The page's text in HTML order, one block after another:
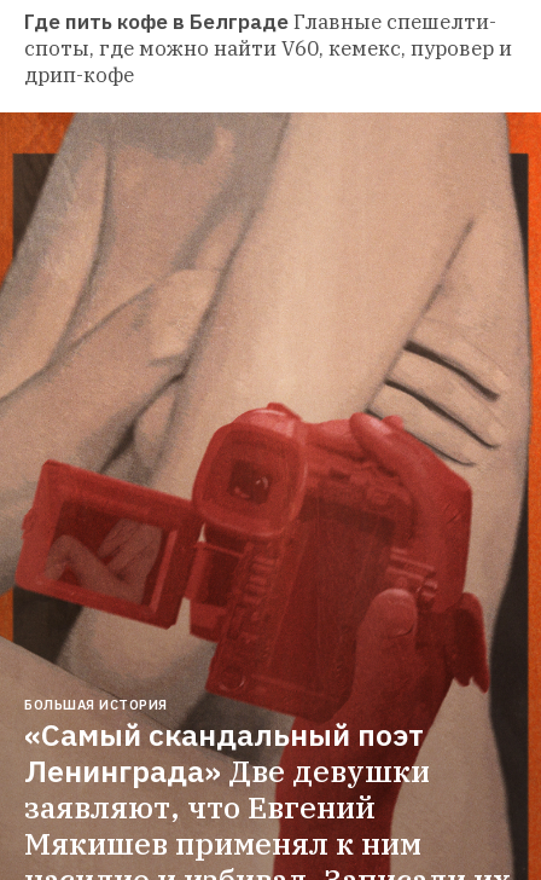
Где пить кофе в БелградеГлавные спешелти-
споты, где можно найти V60, кемекс, пуровер и
дрип-кофе
БОЛЬШАЯ ИСТОРИЯ
«Самый скандальный поэт
Ленинграда»Две девушки
заявляют, что Евгений
Мякишев применял к ним